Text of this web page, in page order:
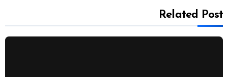
Related Post